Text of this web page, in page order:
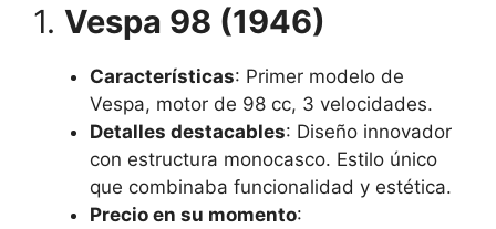
1. Vespa 98 (1946)
Características: Primer modelo de
Vespa, motor de 98 cc, 3 velocidades.
Detalles destacables: Diseño innovador
con estructura monocasco. Estilo único
que combinaba funcionalidad y estética.
Precio en su momento: